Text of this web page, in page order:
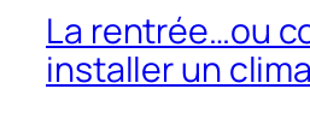
La rentrée…ou
installer un